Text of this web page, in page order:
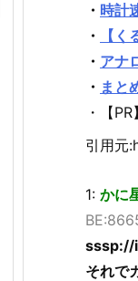
・ 時計
・
【
・ アナ
・ まと
・【PR】
引用元
1: かに
sssp://
それで